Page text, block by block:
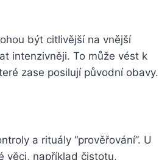
být citlivější na vnější
intenzivněji. To může vést k
zase posilují původní obavy.
a rituály “prověřování”. U
věci, například čistotu,